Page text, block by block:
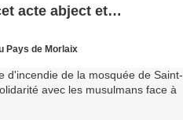
acte abject et
Pays de Morlaix